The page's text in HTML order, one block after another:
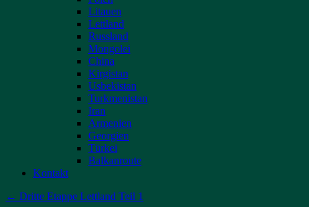
Litauen
Lettland
Russland
Mongolei
China
Kirgistan
Usbekistan
Turkmenistan
Iran
Armenien
Georgien
Türkei
Balkanroute
Kontakt
← Dritte Etappe Lettland Teil 1